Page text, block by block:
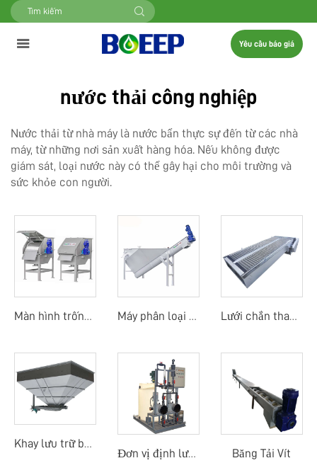
Yêu cầu báo giá
nước thải công nghiệp
Nước thải từ nhà máy là nước bẩn thực sự đến từ các nhà
máy, từ những nơi sản xuất hàng hóa. Nếu không được
giám sát, loại nước này có thể gây hại cho môi trường và
sức khỏe con người.
Màn hình trống quay ngoài Máy phân loại cát Lưới chắn thanh mảnh
Khay lưu trữ bùn
Đơn vị định lượng thủ công
Băng Tải Vít